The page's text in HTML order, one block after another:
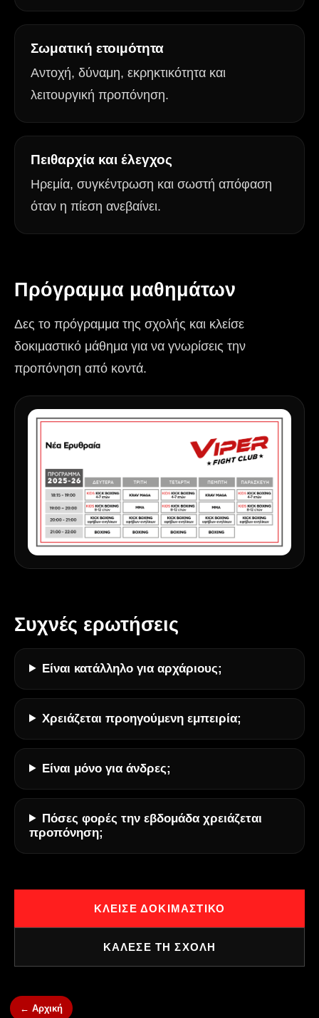
← Αρχική
Σωματική ετοιμότητα
Αντοχή, δύναμη, εκρηκτικότητα και
λειτουργική προπόνηση.
Πειθαρχία και έλεγχος
Ηρεμία, συγκέντρωση και σωστή απόφαση
όταν η πίεση ανεβαίνει.
Πρόγραμμα μαθημάτων
Δες το πρόγραμμα της σχολής και κλείσε
δοκιμαστικό μάθημα για να γνωρίσεις την
προπόνηση από κοντά.
Συχνές ερωτήσεις
Είναι κατάλληλο για αρχάριους;
Χρειάζεται προηγούμενη εμπειρία;
Είναι μόνο για άνδρες;
Πόσες φορές την εβδομάδα χρειάζεται
προπόνηση;
ΚΛΕΙΣΕ ΔΟΚΙΜΑΣΤΙΚΟ
ΚΑΛΕΣΕ ΤΗ ΣΧΟΛΗ